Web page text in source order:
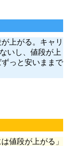
上がる。キャリ
いし、値段が上
っと安いままで
値段が上がる」